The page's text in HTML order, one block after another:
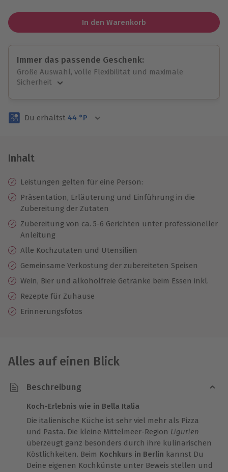
In den Warenkorb
Immer das passende Geschenk:
Große Auswahl, volle Flexibilität und maximale
Sicherheit
Volle Flexibilität
3 Jahre gültig & verlängerbar.
Du erhältst 44 °P
Inhalt
Leistungen gelten für eine Person:
Präsentation, Erläuterung und Einführung in die
Zubereitung der Zutaten
Zubereitung von ca. 5-6 Gerichten unter professioneller
Anleitung
Alle Kochzutaten und Utensilien
Gemeinsame Verkostung der zubereiteten Speisen
Wein, Bier und alkoholfreie Getränke beim Essen inkl.
Rezepte für Zuhause
Erinnerungsfotos
Alles auf einen Blick
Beschreibung
Koch-Erlebnis wie in Bella Italia
Die italienische Küche ist sehr viel mehr als Pizza
und Pasta. Die kleine Mittelmeer-Region Ligurien
überzeugt ganz besonders durch ihre kulinarischen
Köstlichkeiten. Beim Kochkurs in Berlin kannst Du
Deine eigenen Kochkünste unter Beweis stellen und